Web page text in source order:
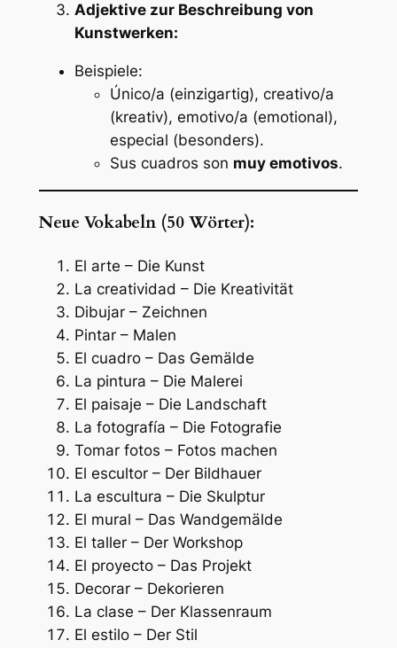
Adjektive zur Beschreibung von
Kunstwerken:
Beispiele:
Único/a (einzigartig), creativo/a
(kreativ), emotivo/a (emotional),
especial (besonders).
Sus cuadros son muy emotivos.
Neue Vokabeln (50 Wörter):
El arte – Die Kunst
La creatividad – Die Kreativität
Dibujar – Zeichnen
Pintar – Malen
El cuadro – Das Gemälde
La pintura – Die Malerei
El paisaje – Die Landschaft
La fotografía – Die Fotografie
Tomar fotos – Fotos machen
El escultor – Der Bildhauer
La escultura – Die Skulptur
El mural – Das Wandgemälde
El taller – Der Workshop
El proyecto – Das Projekt
Decorar – Dekorieren
La clase – Der Klassenraum
El estilo – Der Stil